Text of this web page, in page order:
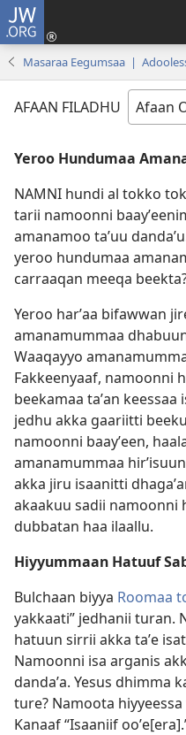
JW.ORG
Masaraa Eegumsaa |
AFAAN FILADHU
Yeroo Hundumaa
NAMNI hundi al tokko
tarii namoonni
amanamoo taʼuu
yeroo hundumaa
carraaqan meeqa
Yeroo harʼaa bifawwan
amanamummaa
Waaqayyo
Fakkeenyaaf, namoonni
beekamaa taʼan
jedhu akka gaariitti
namoonni baayʼeen,
amanamummaa
akka jiru isaanitti
akaakuu sadii namoonni
dubbatan haa ilaallu.
Hiyyummaan Hatuuf
Bulchaan biyya Roomaa
yakkaati” jedhanii turan.
hatuun sirrii akka taʼe
Namoonni isa arganis
dandaʼa. Yesus dhimma
ture? Namoota hiyyeessa
Kanaaf “Isaaniif